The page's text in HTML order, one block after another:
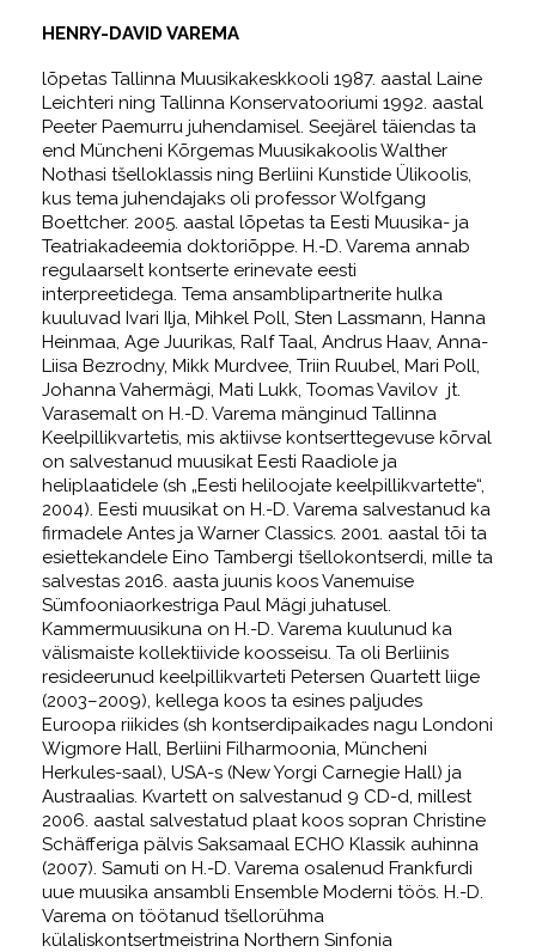
HENRY-DAVID VAREMA
lõpetas Tallinna Muusikakeskkooli 1987. aastal Laine
Leichteri ning Tallinna Konservatooriumi 1992. aastal
Peeter Paemurru juhendamisel. Seejärel täiendas ta
end Müncheni Kõrgemas Muusikakoolis Walther
Nothasi tšelloklassis ning Berliini Kunstide Ülikoolis,
kus tema juhendajaks oli professor Wolfgang
Boettcher. 2005. aastal lõpetas ta Eesti Muusika- ja
Teatriakadeemia doktoriõppe. H.-D. Varema annab
regulaarselt kontserte erinevate eesti
interpreetidega. Tema ansamblipartnerite hulka
kuuluvad Ivari Ilja, Mihkel Poll, Sten Lassmann, Hanna
Heinmaa, Age Juurikas, Ralf Taal, Andrus Haav, Anna-
Liisa Bezrodny, Mikk Murdvee, Triin Ruubel, Mari Poll,
Johanna Vahermägi, Mati Lukk, Toomas Vavilov jt.
Varasemalt on H.-D. Varema mänginud Tallinna
Keelpillikvartetis, mis aktiivse kontserttegevuse kõrval
on salvestanud muusikat Eesti Raadiole ja
heliplaatidele (sh „Eesti heliloojate keelpillikvartette“,
2004). Eesti muusikat on H.-D. Varema salvestanud ka
firmadele Antes ja Warner Classics. 2001. aastal tõi ta
esiettekandele Eino Tambergi tšellokontserdi, mille ta
salvestas 2016. aasta juunis koos Vanemuise
Sümfooniaorkestriga Paul Mägi juhatusel.
Kammermuusikuna on H.-D. Varema kuulunud ka
välismaiste kollektiivide koosseisu. Ta oli Berliinis
resideerunud keelpillikvarteti Petersen Quartett liige
(2003–2009), kellega koos ta esines paljudes
Euroopa riikides (sh kontserdipaikades nagu Londoni
Wigmore Hall, Berliini Filharmoonia, Müncheni
Herkules-saal), USA-s (New Yorgi Carnegie Hall) ja
Austraalias. Kvartett on salvestanud 9 CD-d, millest
2006. aastal salvestatud plaat koos sopran Christine
Schäfferiga pälvis Saksamaal ECHO Klassik auhinna
(2007). Samuti on H.-D. Varema osalenud Frankfurdi
uue muusika ansambli Ensemble Moderni töös. H.-D.
Varema on töötanud tšellorühma
külaliskontsertmeistrina Northern Sinfonia